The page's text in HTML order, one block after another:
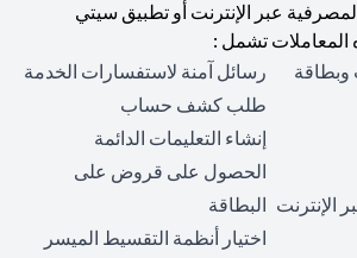
عبر الإنترنت أو تطبيق سيتي
المعاملات تشمل :
وبطاقة
الإنترنت
رسائل آمنة لاستفسارات الخدمة
طلب كشف حساب
إنشاء التعليمات الدائمة
الحصول على قروض على
البطاقة
اختيار أنظمة التقسيط الميسر